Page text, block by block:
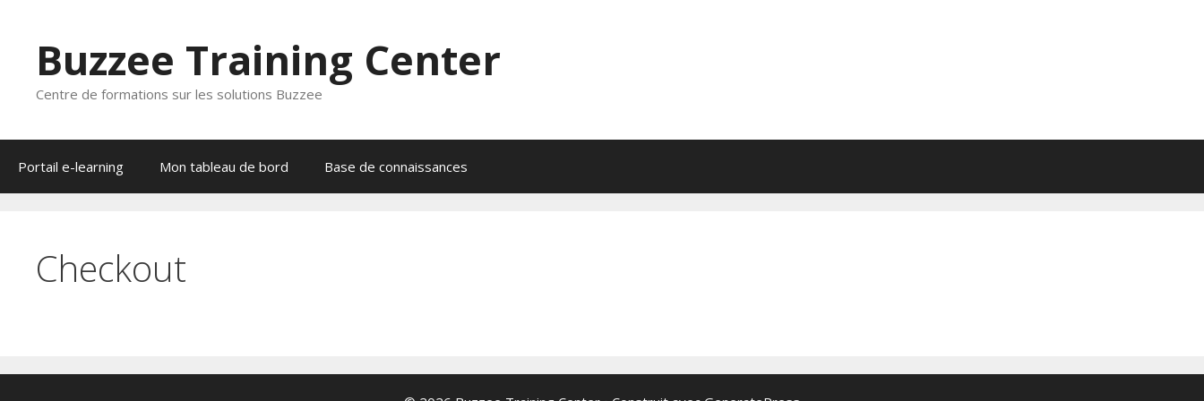
contenuBuzzee Training Center
Centre de formations sur les solutions Buzzee
Portail e-learning Mon tableau de bord Base de connaissances
Checkout